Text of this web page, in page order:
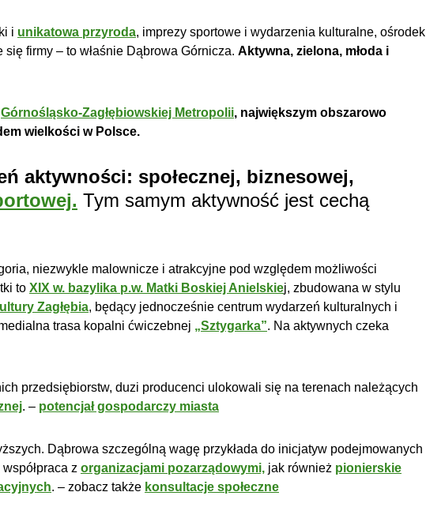
i unikatowa przyroda, imprezy sportowe i wydarzenia kulturalne, ośrodek
firmy – to właśnie Dąbrowa Górnicza. Aktywna, zielona, młoda i
Górnośląsko-Zagłębiowskiej Metropolii, największym obszarowo
wielkości w Polsce.
aktywności: społecznej, biznesowej,
Tym samym aktywność jest cechą
niezwykle malownicze i atrakcyjne pod względem możliwości
to XIX w. bazylika p.w. Matki Boskiej Anielskiej, zbudowana w stylu
Zagłębia, będący jednocześnie centrum wydarzeń kulturalnych i
trasa kopalni ćwiczebnej „Sztygarka”. Na aktywnych czeka
przedsiębiorstw, duzi producenci ulokowali się na terenach należących
. – potencjał gospodarczy miasta
Dąbrowa szczególną wagę przykłada do inicjatyw podejmowanych
z organizacjami pozarządowymi, jak również pionierskie
. – zobacz także konsultacje społeczne